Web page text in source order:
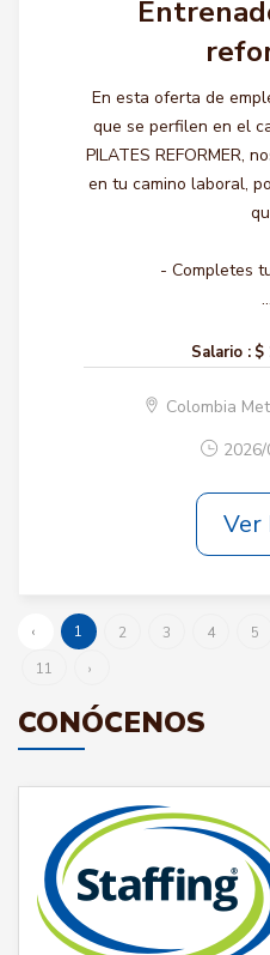
En esta oferta de
que se perfilen en el
PILATES REFORMER,
en tu camino laboral,
- Completes
...
Salario : $
Colombia
Ver
‹ 1 2 3 4 5
11
›
CONÓCENOS